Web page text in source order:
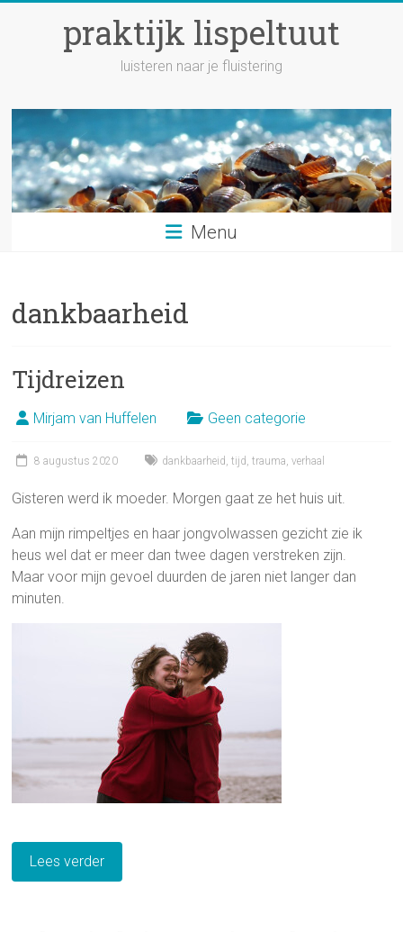
praktijk lispeltuut
luisteren naar je fluistering
Menu
dankbaarheid
Tijdreizen
Mirjam van Huffelen Geen categorie
8 augustus 2020 dankbaarheid ,tijd ,trauma ,verhaal
Gisteren werd ik moeder. Morgen gaat ze het huis uit.
Aan mijn rimpeltjes en haar jongvolwassen gezicht zie ik
heus wel dat er meer dan twee dagen verstreken zijn.
Maar voor mijn gevoel duurden de jaren niet langer dan
minuten.
Lees verder